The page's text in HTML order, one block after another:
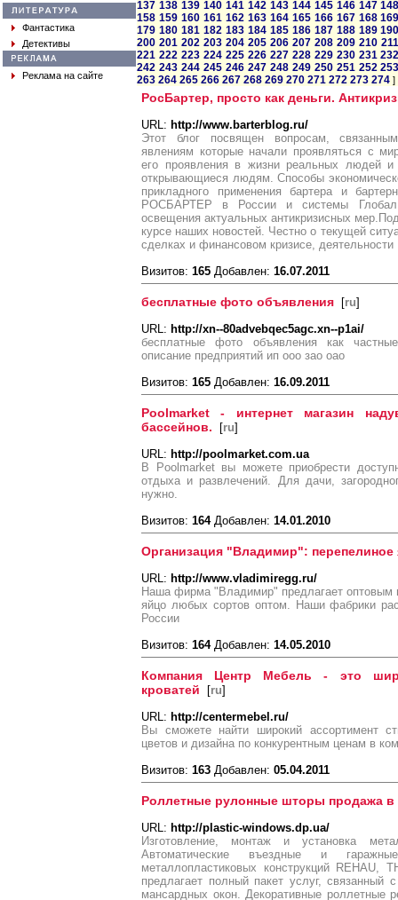
Фантастика
Детективы
Реклама на сайте
137 138 139 140 141 142 143 144 145 146 147
158 159 160 161 162 163 164 165 166 167 168
179 180 181 182 183 184 185 186 187 188 189
200 201 202 203 204 205 206 207 208 209 210 211
221 222 223 224 225 226 227 228 229 230 231
242 243 244 245 246 247 248 249 250 251 252
263 264 265 266 267 268 269 270 271 272 273 274 ]
РосБартер, просто как деньги.
URL: http://www.barterblog.ru/
Этот блог посвящен вопросам,
явлениям которые начали проявляться с
его проявления в жизни реальных людей и
открывающиеся людям. Способы
прикладного применения бартера и
РОСБАРТЕР в России и системы
освещения актуальных антикризисных
курсе наших новостей. Честно о текущей
сделках и финансовом кризисе,
Визитов: 165 Добавлен: 16.07.2011
бесплатные фото объявления [ru]
URL: http://xn--80advebqec5agc.xn--p1ai/
бесплатные фото объявления как
описание предприятий ип ооо зао оао
Визитов: 165 Добавлен: 16.09.2011
Poolmarket - интернет магазин
бассейнов. [ru]
URL: http://poolmarket.com.ua
В Poolmarket вы можете приобрести
отдыха и развлечений. Для дачи,
нужно.
Визитов: 164Добавлен: 14.01.2010
Организация "Владимир": перепелиное
URL: http://www.vladimiregg.ru/
Наша фирма "Владимир" предлагает оптовым
яйцо любых сортов оптом. Наши фабрики
России
Визитов: 164Добавлен: 14.05.2010
Компания Центр Мебель - это
кроватей [ru]
URL: http://centermebel.ru/
Вы сможете найти широкий ассортимент
цветов и дизайна по конкурентным ценам в
Визитов: 163 Добавлен: 05.04.2011
Роллетные рулонные шторы продажа в
URL: http://plastic-windows.dp.ua/
Изготовление, монтаж и установка
Автоматические въездные и
металлопластиковых конструкций REHAU,
предлагает полный пакет услуг, связанный
мансардных окон. Декоративные роллетные